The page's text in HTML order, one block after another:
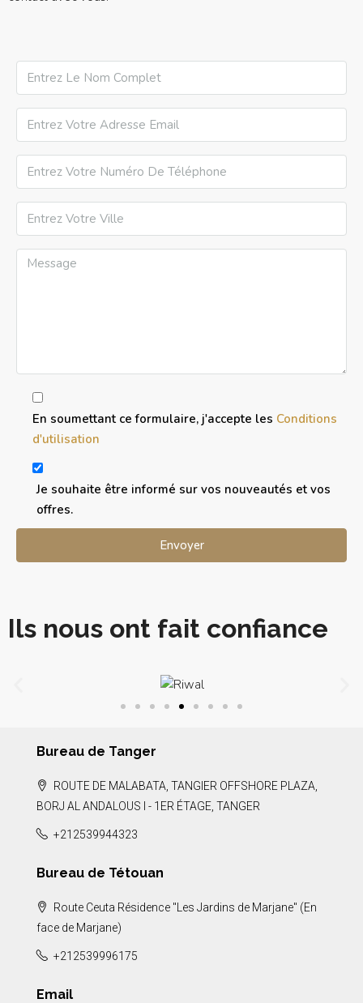
En soumettant ce formulaire, j'accepte les Conditions
d'utilisation
Je souhaite être informé sur vos nouveautés et vos
offres.
Ils nous ont fait confiance
Bureau de Tanger
ROUTE DE MALABATA, TANGIER OFFSHORE PLAZA,
BORJ AL ANDALOUS I - 1ER ÉTAGE, TANGER
+212539944323
Bureau de Tétouan
Route Ceuta Résidence "Les Jardins de Marjane" (En
face de Marjane)
+212539996175
Email